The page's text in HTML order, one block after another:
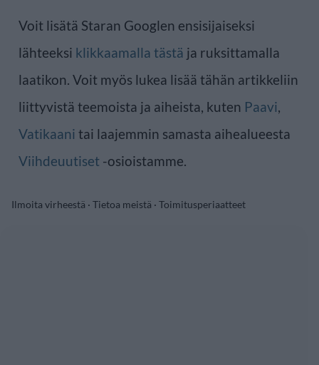
Voit lisätä Staran Googlen ensisijaiseksi
lähteeksi klikkaamalla tästä ja ruksittamalla
laatikon. Voit myös lukea lisää tähän artikkeliin
liittyvistä teemoista ja aiheista, kuten Paavi,
Vatikaani tai laajemmin samasta aihealueesta
Viihdeuutiset -osioistamme.
Ilmoita virheestä · Tietoa meistä · Toimitusperiaatteet